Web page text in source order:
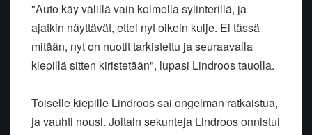
"Auto käy välillä vain kolmella sylinterillä, ja
ajatkin näyttävät, ettei nyt oikein kulje. Ei tässä
mitään, nyt on nuotit tarkistettu ja seuraavalla
kiepillä sitten kiristetään", lupasi Lindroos tauolla.
Toiselle kiepille Lindroos sai ongelman ratkaistua,
ja vauhti nousi. Joitain sekunteja Lindroos onnistui